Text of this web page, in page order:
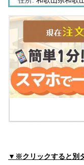
和歌浦中央病院
和歌山県和歌
医療法人 青松会 河
住所:和歌山県和歌
有井医院
住所:
和歌山県和歌
る
医療法人 良友会 西
住所:和歌山県和歌
▼※クリックすると別